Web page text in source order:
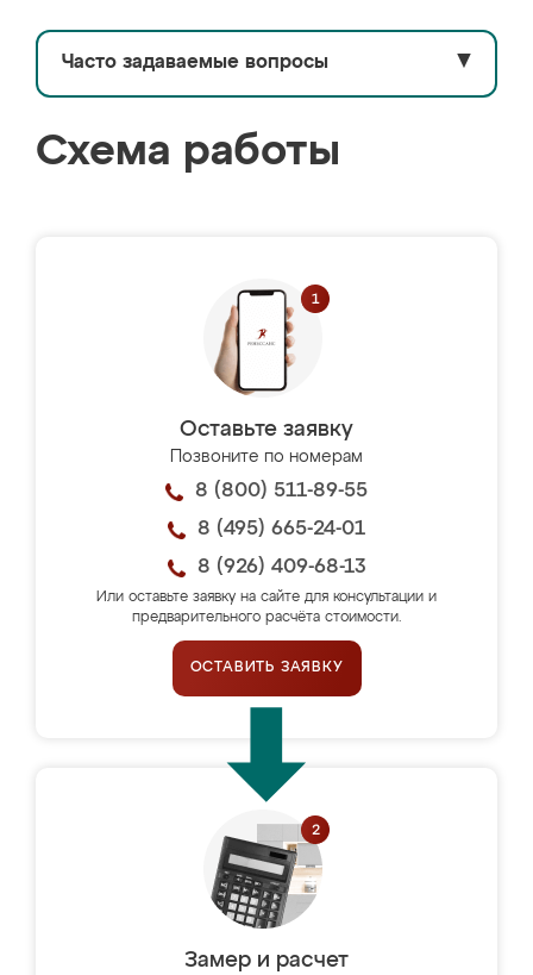
Часто задаваемые вопросы ▼
Схема работы
Оставьте заявку
Позвоните по номерам
8 (800) 511-89-55
8 (495) 665-24-01
8 (926) 409-68-13
Или оставьте заявку на сайте для консультации и
предварительного расчёта стоимости.
ОСТАВИТЬ ЗАЯВКУ
Замер и расчет